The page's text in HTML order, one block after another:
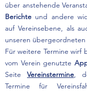
über anstehende
Berichte und andere
auf Vereinsebene, als
unseren übergeordneten
Für weitere Termine wirf
vom Verein genutzte
Seite Vereinstermine,
Termine für